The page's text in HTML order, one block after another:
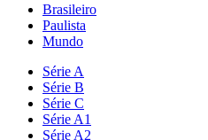
Brasileiro
Paulista
Mundo
Série A
Série B
Série C
Série A1
Série A2